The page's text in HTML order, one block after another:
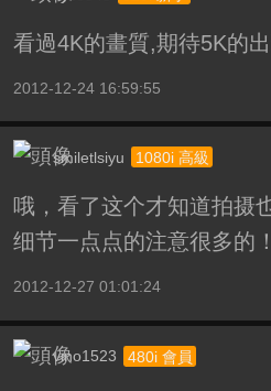
看過4K的畫質,期待5K的
2012-12-24 16:59:55
smiletlsiyu 1080i 高級
哦，看了这个才知道拍摄
细节一点点的注意很多的！
2012-12-27 01:01:24
vino1523 480i 會員